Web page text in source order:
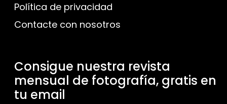
Política de privacidad
Contacte con nosotros
Consigue nuestra revista
mensual de fotografía, gratis en
tu email